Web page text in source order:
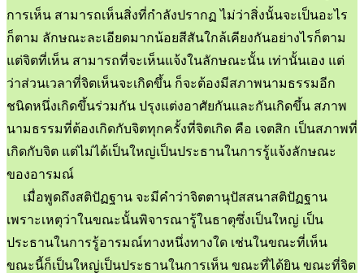
การเห็น สามารถเห็นสิ่งที่กำลังปรากฏ ไม่ว่าสิ่งนั้นจะเป็นอะไร
ก็ตาม ลักษณะละเอียดมากน้อยสีสันใกล้เคียงกันอย่างไรก็ตาม
แต่จิตที่เห็น สามารถที่จะเห็นแจ้งในลักษณะนั้น เท่านั้นเอง แต่
ว่าส่วนเวลาที่จิตเห็นจะเกิดขึ้น ก็จะต้องมีสภาพนามธรรมอีก
ชนิดหนึ่งเกิดขึ้นร่วมกัน ปรุงแต่งอาศัยกันและกันเกิดขึ้น สภาพ
นามธรรมที่ต้องเกิดกับจิตทุกครั้งที่จิตเกิด คือ เจตสิก เป็นสภาพที่
เกิดกับจิต แต่ไม่ได้เป็นใหญ่เป็นประธานในการรู้แจ้งลักษณะ
ของอารมณ์
เมื่อพูดถึงสติปัฏฐาน จะมีคำว่าจิตตานุปัสสนาสติปัฏฐาน
เพราะเหตุว่าในขณะนั้นพิจารณารู้ในธาตุซึ่งเป็นใหญ่ เป็น
ประธานในการรู้อารมณ์ทางหนึ่งทางใด เช่นในขณะที่เห็น
ขณะนี้ก็เป็นใหญ่เป็นประธานในการเห็น ขณะที่ได้ยิน ขณะที่จิต